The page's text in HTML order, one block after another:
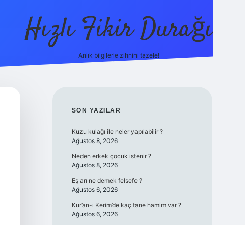
Hızlı Fikir Durağı
Anlık bilgilerle zihnini tazele!
SIDEBAR
SON YAZILAR
Kuzu kulağı ile neler yapılabilir ?
Ağustos 8, 2026
Neden erkek çocuk istenir ?
Ağustos 8, 2026
Eş arı ne demek felsefe ?
Ağustos 6, 2026
Kur’an-ı Kerim’de kaç tane hamim var ?
Ağustos 6, 2026